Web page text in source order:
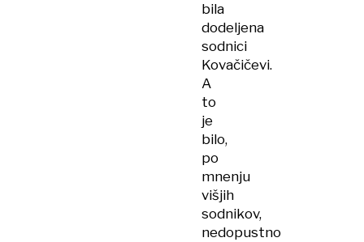
bila
dodeljena
sodnici
Kovačičevi.
A
to
je
bilo,
po
mnenju
višjih
sodnikov,
nedopustno